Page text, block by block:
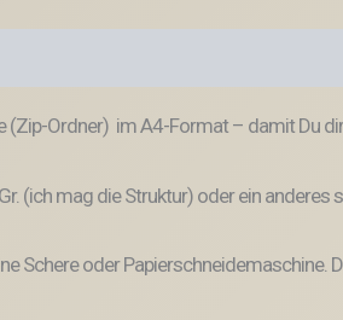
(Zip-Ordner) im A4-Format – damit Du
(ich mag die Struktur) oder ein
Schere oder